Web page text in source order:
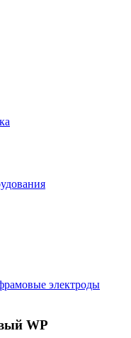
электроды
WP